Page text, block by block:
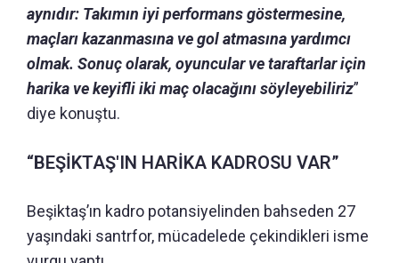
aynıdır: Takımın iyi performans göstermesine,
maçları kazanmasına ve gol atmasına yardımcı
olmak. Sonuç olarak, oyuncular ve taraftarlar için
harika ve keyifli iki maç olacağını söyleyebiliriz”
diye konuştu.
“BEŞİKTAŞ'IN HARİKA KADROSU VAR”
Beşiktaş’ın kadro potansiyelinden bahseden 27
yaşındaki santrfor, mücadelede çekindikleri isme